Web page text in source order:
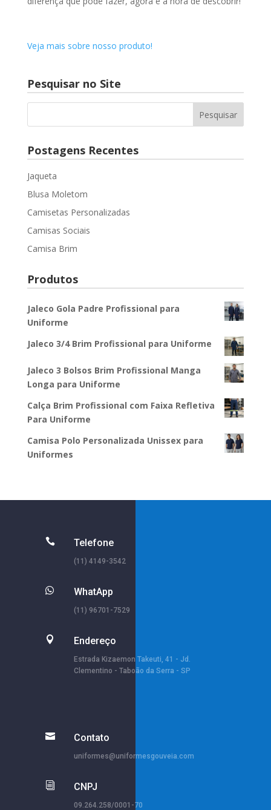
Veja mais sobre nosso produto!
Pesquisar no Site
Postagens Recentes
Jaqueta
Blusa Moletom
Camisetas Personalizadas
Camisas Sociais
Camisa Brim
Produtos
Jaleco Gola Padre Profissional para
Uniforme
Jaleco 3/4 Brim Profissional para Uniforme
Jaleco 3 Bolsos Brim Profissional Manga
Longa para Uniforme
Calça Brim Profissional com Faixa Refletiva
Para Uniforme
Camisa Polo Personalizada Unissex para
Uniformes
 Telefone
(11) 4149-3542
 WhatApp
(11) 96701-7529
 Endereço
Estrada Kizaemon Takeuti, 41 - Jd.
Clementino - Taboão da Serra - SP
 Contato
uniformes@uniformesgouveia.com
i CNPJ
09.264.258/0001-70